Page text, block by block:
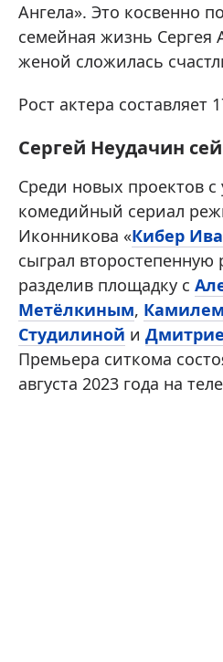
Ангела». Это косвенно
семейная жизнь Сергея
женой сложилась
Рост актера составляет
Сергей Неудачин
Среди новых проектов
комедийный сериал
Иконникова «Кибер
сыграл второстепенную
разделив площадку с
Метёлкиным,
Студилиной и
Премьера ситкома
августа 2023 года на